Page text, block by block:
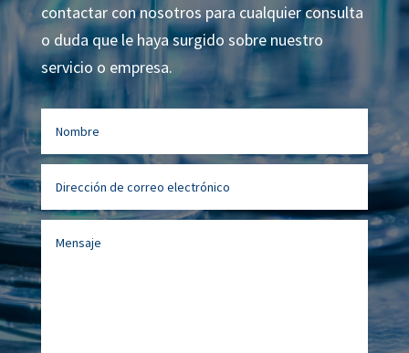
contactar con nosotros para cualquier consulta
o duda que le haya surgido sobre nuestro
servicio o empresa.